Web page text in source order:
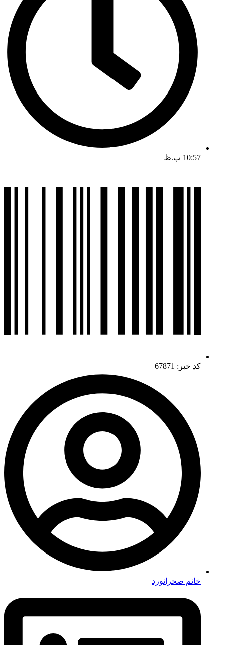
کد خبر: 67871
خانم صحرانورد